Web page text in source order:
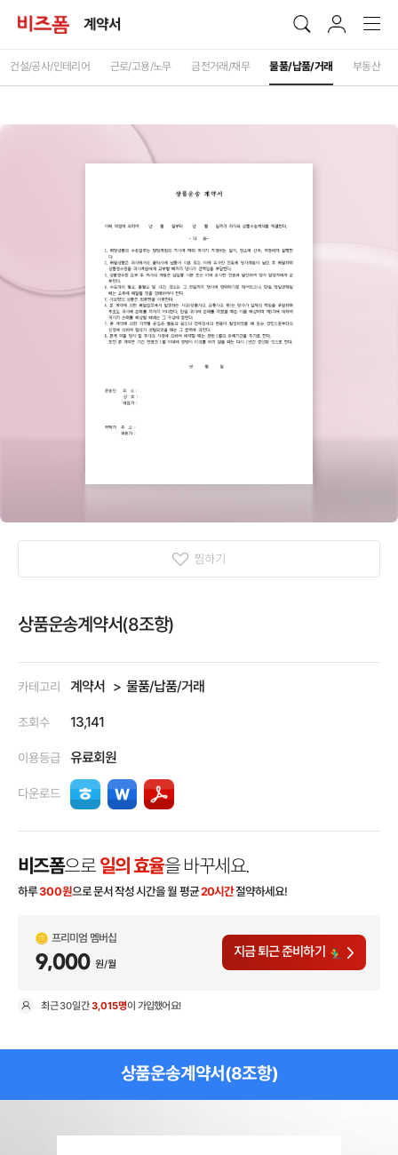
계약서
건설/공사/인테리어 근로/고용/노무 금전거래/채무 물품/납품/거래 부동산
찜하기
상품운송계약서(8조항)
카테고리 계약서 물품/납품/거래
조회수 13,141
이용등급 유료회원
다운로드
비즈폼으로 일의 효율을 바꾸세요.
하루300원으로 문서 작성 시간을 월 평균20시간절약하세요!
프리미엄 멤버십
9,000 원/월
지금 퇴근 준비하기
최근30일간3,015명이 가입했어요!
상품운송계약서(8조항)